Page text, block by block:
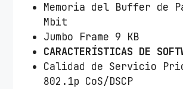
Memoria del Buffer de
Mbit
Jumbo Frame 9 KB
CARACTERÍSTICAS DE
Calidad de Servicio
802.1p CoS/DSCP